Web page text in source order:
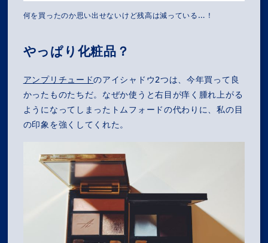
何を買ったのか思い出せないけど残高は減っている…！
やっぱり化粧品？
アンプリチュードのアイシャドウ2つは、今年買って良
かったものたちだ。なぜか使うと右目が痒く腫れ上がる
ようになってしまったトムフォードの代わりに、私の目
の印象を強くしてくれた。